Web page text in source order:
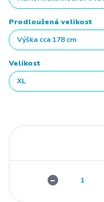
Prodloužená velikost
Velikost